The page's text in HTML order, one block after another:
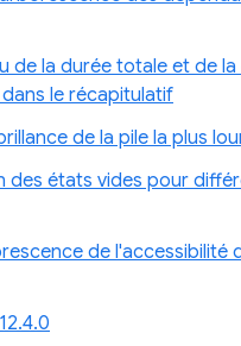
de la durée totale et de
le récapitulatif
de la pile la plus
des états vides pour
de l'accessibilité